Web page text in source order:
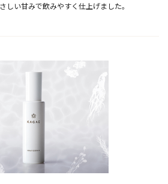
しい甘みで飲みやすく仕上げました。